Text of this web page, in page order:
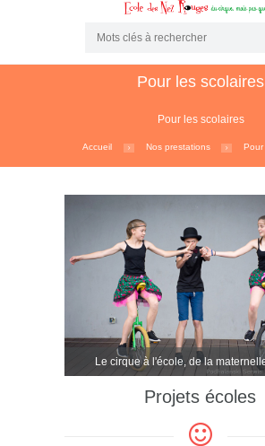
Pour les scolaires
Pour les scolaires
Accueil Nos prestations Pour
Le cirque à l'école, de la
Projets écoles